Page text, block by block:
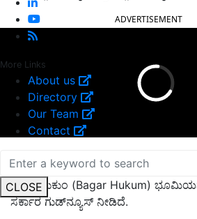
More Links
About us
Directory
Our Team
Contact
CLOSE
ADVERTISEMENT
ಬಗರ್‌ ಹುಕುಂದಾರರಿಗೆ ಗುಡ್‌ನ್ಯೂಸ್‌
ಬಗರ್‌ ಹುಕುಂ (Bagar Hukum)
ಸರ್ಕಾರ ಗುಡ್‌ನ್ಯೂಸ್‌ ನೀಡಿದೆ.